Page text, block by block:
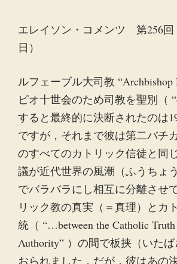
エレイソン・コメンツ 第256
日）
ルフェーブル大司教 “Archbishop
ピオ十世会のため司教を聖別（
すると最終的に決断されたのは
ですが，それまで彼は第二バチ
のすべてのカトリック信徒と同
議が近代世界の風潮（ふうちょ
でバラバラにし相互に分離させ
リック教の真実（＝真理）とカ
統（ “…between the Catholic
Authority” ）の間で板挟（いた
おられました．だが，彼はあの